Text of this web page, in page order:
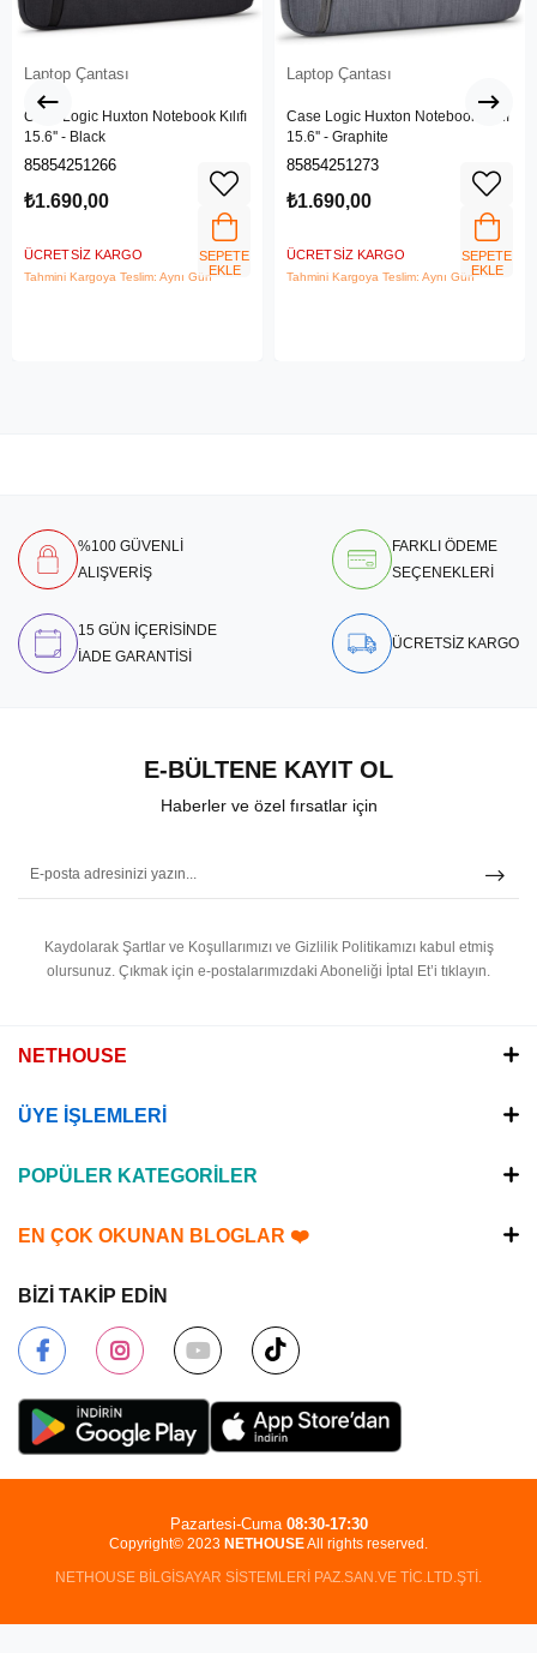
Laptop Çantası
Case Logic Huxton Notebook Kılıfı
15.6'' - Black
85854251266
₺1.690,00
ÜCRETSIZ KARGO
Tahmini Kargoya Teslim: Aynı Gün
SEPETE
EKLE
Laptop Çantası
Case Logic Huxton Notebook Kılıfı
15.6'' - Graphite
85854251273
₺1.690,00
ÜCRETSIZ KARGO
Tahmini Kargoya Teslim: Aynı Gün
SEPETE
EKLE
%100 GÜVENLİ
ALIŞVERİŞ
FARKLI ÖDEME
SEÇENEKLERİ
15 GÜN İÇERİSİNDE
İADE GARANTİSİ
ÜCRETSİZ KARGO
E-BÜLTENE KAYIT OL
Haberler ve özel fırsatlar için
Kaydolarak Şartlar ve Koşullarımızı ve Gizlilik Politikamızı kabul etmiş
olursunuz. Çıkmak için e-postalarımızdaki Aboneliği İptal Et’i tıklayın.
NETHOUSE
ÜYE İŞLEMLERİ
POPÜLER KATEGORİLER
EN ÇOK OKUNAN BLOGLAR ❤️
BİZİ TAKİP EDİN
Copyright© 2023 NETHOUSEAll rights reserved.
NETHOUSE BİLGİSAYAR SİSTEMLERİ PAZ.SAN.VE TİC.LTD.ŞTİ.
Pazartesi-Cuma 08:30-17:30